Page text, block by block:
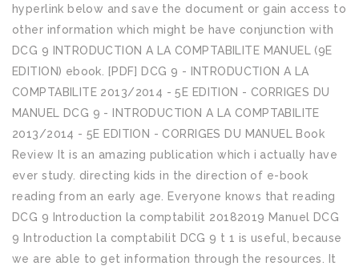
hyperlink below and save the document or gain access to
other information which might be have conjunction with
DCG 9 INTRODUCTION A LA COMPTABILITE MANUEL (9E
EDITION) ebook. [PDF] DCG 9 - INTRODUCTION A LA
COMPTABILITE 2013/2014 - 5E EDITION - CORRIGES DU
MANUEL DCG 9 - INTRODUCTION A LA COMPTABILITE
2013/2014 - 5E EDITION - CORRIGES DU MANUEL Book
Review It is an amazing publication which i actually have
ever study. directing kids in the direction of e-book
reading from an early age. Everyone knows that reading
DCG 9 Introduction la comptabilit 20182019 Manuel DCG
9 Introduction la comptabilit DCG 9 t 1 is useful, because
we are able to get information through the resources. It